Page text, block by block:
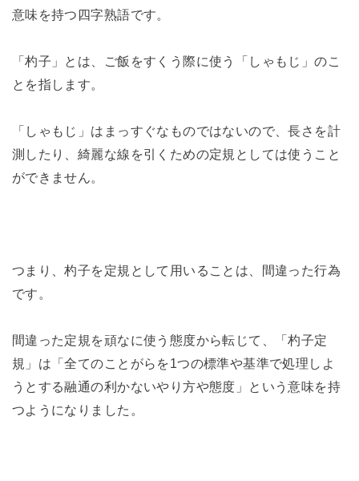
意味を持つ四字熟語です。
「杓子」とは、ご飯をすくう際に使う「しゃもじ」のこ
とを指します。
「しゃもじ」はまっすぐなものではないので、長さを計
測したり、綺麗な線を引くための定規としては使うこと
ができません。
つまり、杓子を定規として用いることは、間違った行為
です。
間違った定規を頑なに使う態度から転じて、「杓子定
規」は「全てのことがらを1つの標準や基準で処理しよ
うとする融通の利かないやり方や態度」という意味を持
つようになりました。